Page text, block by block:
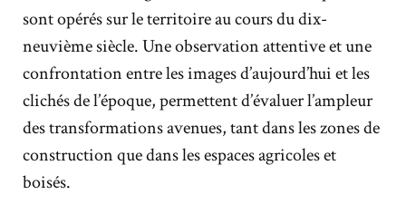
sont opérés sur le territoire au cours du dix-
neuvième siècle. Une observation attentive et une
confrontation entre les images d’aujourd’hui et les
clichés de l’époque, permettent d’évaluer l’ampleur
des transformations avenues, tant dans les zones de
construction que dans les espaces agricoles et
boisés.